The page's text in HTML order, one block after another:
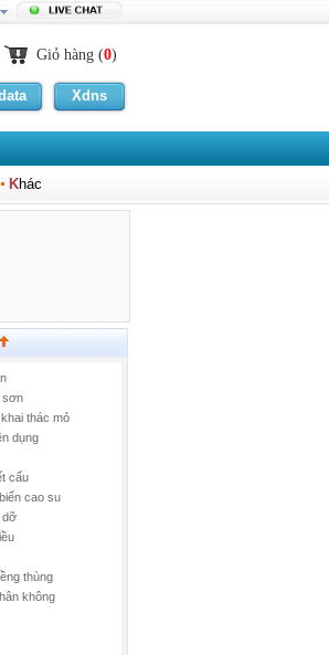
Giỏ hàng (0)
Xdns
Khác
sơn
thác mỏ
dụng
cấu
cao su
dỡ
thùng
không